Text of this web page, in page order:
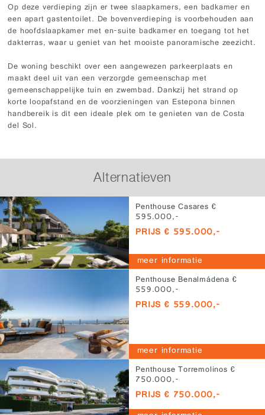
Op deze verdieping zijn er twee slaapkamers, een badkamer en
een apart gastentoilet. De bovenverdieping is voorbehouden aan
de hoofdslaapkamer met en-suite badkamer en toegang tot het
dakterras, waar u geniet van het mooiste panoramische zeezicht.
De woning beschikt over een aangewezen parkeerplaats en
maakt deel uit van een verzorgde gemeenschap met
gemeenschappelijke tuin en zwembad. Dankzij het strand op
korte loopafstand en de voorzieningen van Estepona binnen
handbereik is dit een ideale plek om te genieten van de Costa
del Sol.
Alternatieven
Penthouse Casares €
595.000,-
PRIJS € 595.000,-
meer informatie
Penthouse Benalmádena €
559.000,-
PRIJS € 559.000,-
meer informatie
Penthouse Torremolinos €
750.000,-
PRIJS € 750.000,-